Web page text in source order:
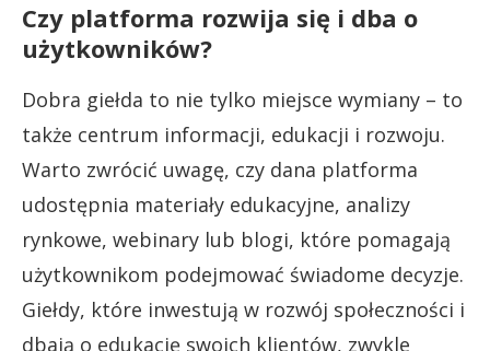
Czy platforma rozwija się i dba o
użytkowników?
Dobra giełda to nie tylko miejsce wymiany – to
także centrum informacji, edukacji i rozwoju.
Warto zwrócić uwagę, czy dana platforma
udostępnia materiały edukacyjne, analizy
rynkowe, webinary lub blogi, które pomagają
użytkownikom podejmować świadome decyzje.
Giełdy, które inwestują w rozwój społeczności i
dbają o edukację swoich klientów, zwykle